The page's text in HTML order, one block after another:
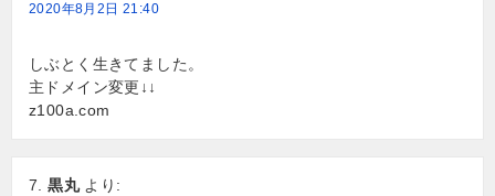
2020年8月2日 21:40
しぶとく生きてました。
主ドメイン変更↓↓
z100a.com
黒丸 より: